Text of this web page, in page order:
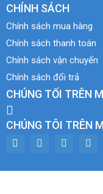
CHÍNH SÁCH
Chính sách mua hàng
Chính sách thanh toán
Chính sách vận chuyển
Chính sách đổi trả
CHÚNG TỐI TRÊN
CHÚNG TÔI TRÊN